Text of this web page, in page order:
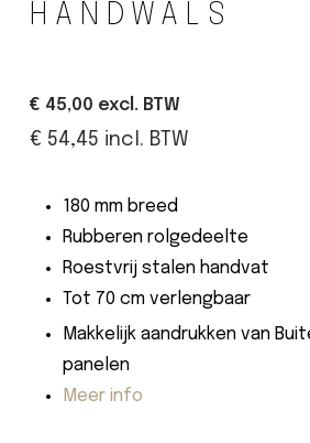
HANDWALS
€ 45,00 excl. BTW
€ 54,45 incl. BTW
180 mm breed
Rubberen rolgedeelte
Roestvrij stalen handvat
Tot 70 cm verlengbaar
Makkelijk aandrukken van
panelen
Meer info